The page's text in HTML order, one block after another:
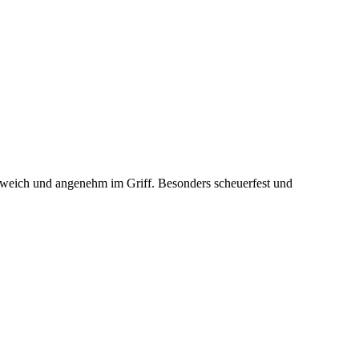
und angenehm im Griff. Besonders scheuerfest und